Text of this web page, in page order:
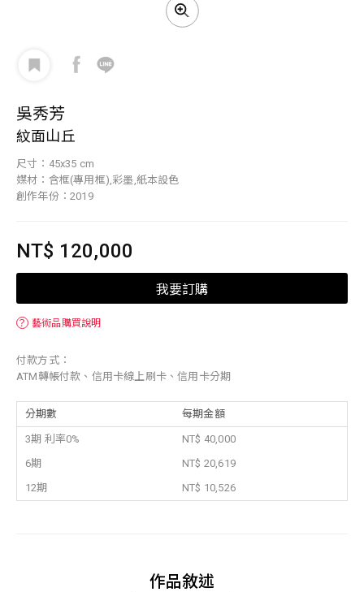
吳秀芳
紋面山丘
尺寸：45x35 cm
媒材：含框(專用框),彩墨,紙本設色
創作年份：2019
NT$ 120,000
我要訂購
？ 藝術品購買說明
付款方式：
ATM轉帳付款、信用卡線上刷卡、信用卡分期
分期數 每期金額
3期 利率0%
NT$ 40,000
6期
NT$ 20,619
12期
NT$ 10,526
作品敘述